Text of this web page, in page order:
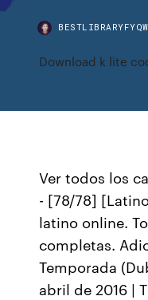
Download k lite
Ver todos los
- [78/78]
latino online.
completas.
Temporada
abril de 2016 |